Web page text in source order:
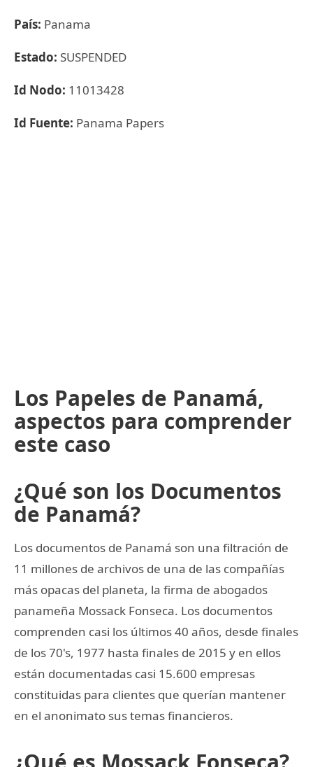
País: Panama
Estado: SUSPENDED
Id Nodo: 11013428
Id Fuente: Panama Papers
Los Papeles de Panamá,
aspectos para comprender
este caso
¿Qué son los Documentos
de Panamá?
Los documentos de Panamá son una filtración de
11 millones de archivos de una de las compañías
más opacas del planeta, la firma de abogados
panameña Mossack Fonseca. Los documentos
comprenden casi los últimos 40 años, desde finales
de los 70's, 1977 hasta finales de 2015 y en ellos
están documentadas casi 15.600 empresas
constituidas para clientes que querían mantener
en el anonimato sus temas financieros.